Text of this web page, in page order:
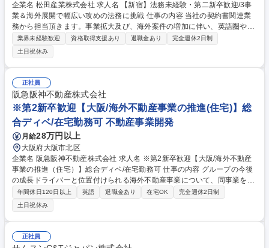
企業名 松田産業株式会社 求人名 【新宿】法務未経験・第二新卒歓迎/3事
業＆海外展開で幅広い攻めの法務に挑戦 仕事の内容 当社の契約書関連業
務から担当頂きます。事業拡大及び、海外案件の増加に伴い、英語圏や中
国・東南アジア等の契約も増加。更に多岐事業にわたる契約となるため、
グローバルに法務のキャリアを積むことが可能です。 【詳細業務】 ■契約
関連業務(契約書のレビュー、リバイス、作成、交渉、手続き) ■法律相談
■法的トラブルの対応 ■訴訟対応 ■顧問弁護士対応 ■ガバナンス対応 ■M&A
■産業廃棄物関連の法令対応 ■リスク対策業務 ■コンプライアンス関連業務
等 ※業務内容の変更の範囲：当社業務全般 募集職種 【新宿】法務未経
験・第二新卒歓迎/3事業＆海外展開で幅広い攻めの法務に挑戦
業界未経験歓迎 資格取得支援あり 退職金あり
完全週休2日制
土日祝休み
正社員
阪急阪神不動産株式会社
※第2新卒歓迎【大阪/海外不動産事業の推進(住宅)】総
合ディベ/在宅勤務可 不動産事業開発
月給28万円以上
大阪府大阪市北区
企業名 阪急阪神不動産株式会社 求人名 ※第2新卒歓迎【大阪/海外不動産
事業の推進（住宅）】総合ディベ/在宅勤務可 仕事の内容 グループの今後
の成長ドライバーと位置付けられる海外不動産事業について、同事業を一
手に担う阪急阪神不動産(株)では、海外の住宅分譲事業（集合住宅・戸建
て・大規模開発）を積極的に拡大しています。 ・プロジェクトの推進・商
品企画、販売計画、事業計画の策定 ・マーケット調査・新規案件の探索、
投資スキームの検討 ・戦略・中期計画の策定 駐在がやっているのは現地
パートナーとのコミュニケーション・国内はその情報をまとめて社内の決
裁を取っていく ・販売管理や戸数管理を進める・中期予算の作成をしたも
年間休日120日以上 英語 退職金あり 在宅OK
完全週休2日制
土日祝休み
正社員